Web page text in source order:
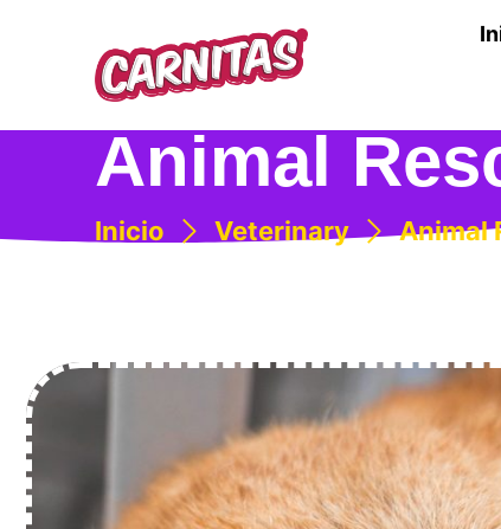
Animal
Inicio Veterinary Animal